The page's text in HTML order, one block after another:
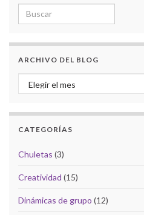
Search for:
ARCHIVO DEL BLOG
Archivo del Blog
CATEGORÍAS
Chuletas (3)
Creatividad (15)
Dinámicas de grupo (12)